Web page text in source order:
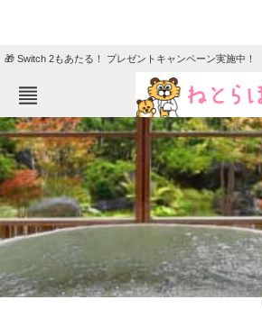
🎁 Switch 2もあたる！ プレゼントキャンペーン実施中！
ねとらぼメニュー
TOP ニュース
エンタメ クイズ
グルメ 地域
教育・育児
動物 リサーチ